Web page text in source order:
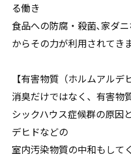
る働き
食品への防腐・殺菌､家ダ
からその力が利用されてき
【有害物質（ホルムアルデ
消臭だけではなく、有害物
シックハウス症候群の原因
デヒドなどの
室内汚染物質の中和もして